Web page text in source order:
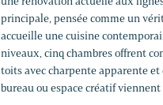
principale, pensée comme un
accueille une cuisine
niveaux, cinq chambres offrent
toits avec charpente apparente
bureau ou espace créatif